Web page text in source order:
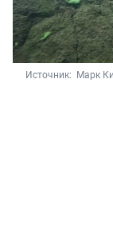
Источник: Марк